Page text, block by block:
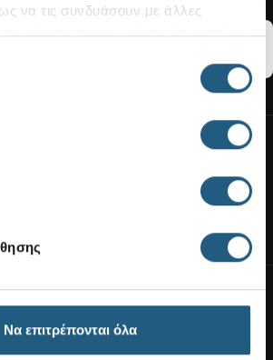
να τις συνδυάσουν με άλλες
έχετε παραχωρήσει ή τις οποίες
Να επιτρέπονται όλα
ΣΤΟΝ ΛΟΓΑΡΙΑΣΜΟ ΣΑΣ